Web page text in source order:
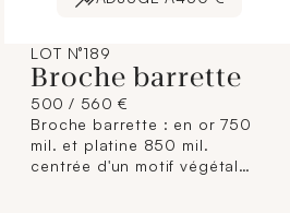
LOT N°189
Broche barrette
500 / 560 €
Broche barrette : en or 750
mil. et platine 850 mil.
centrée d'un motif végétal